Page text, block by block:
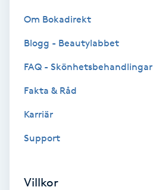
Cryoterapi
Damklippning
Diamantslipning
Enzympeeling
Om Bokadirekt
Blogg - Beautylabbet
FAQ - Skönhetsbehandlingar
Fakta & Råd
Karriär
Support
Villkor